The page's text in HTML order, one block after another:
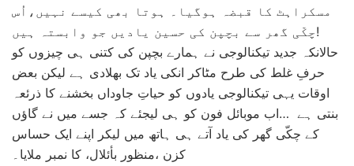
مسکراہٹ کا قبضہ ہوگیا۔ ہوتا بھی کیسے نہیں،اُس
چکّی گھر سے بچپن کی حسین یادیں جو وابستہ ہیں!
حالانکہ جدید تیکنالوجی نے ہمارے بچپن کی کتنی ہی چیزوں کو
حرفِ غلط کی طرح مٹاکر انکی یاد تک بھلادی ہے لیکن بعض
اوقات یہی تیکنالوجی یادوں کو حیاتِ جاوداں بخشنے کا ذرئعہ
بنتی ہے …اب موبائل فون کو ہی لیجئے کہ جسے میں نے گاؤں
کے چکّی گھر کی یاد آتے ہی ہاتھ میں لیکر اپنے ایک حساس
کزن ،منظور بأئلال، کا نمبر ملایا۔